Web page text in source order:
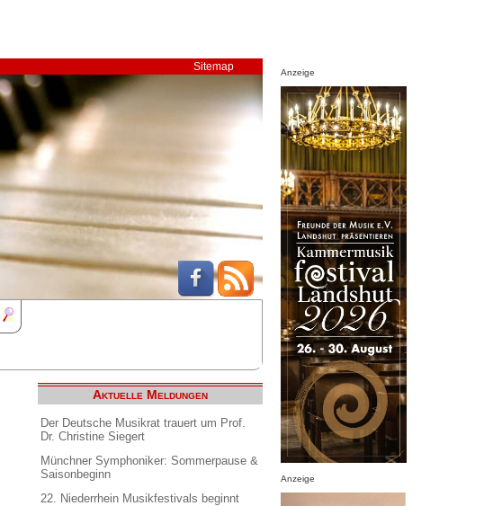
Sitemap
Aktuelle Meldungen
Der Deutsche Musikrat trauert um Prof.
Dr. Christine Siegert
Münchner Symphoniker: Sommerpause &
Saisonbeginn
22. Niederrhein Musikfestivals beginnt
Anzeige
Anzeige